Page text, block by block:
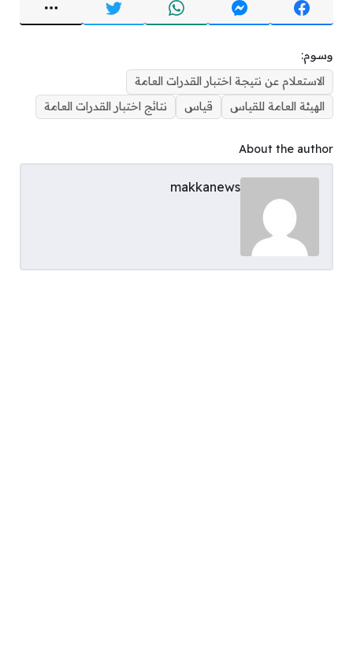
وسوم:
الاستعلام عن نتيجة اختبار القدرات العامة
الهيئة العامة للقياس
قياس نتائج اختبار القدرات العامة
About the author
makkanews